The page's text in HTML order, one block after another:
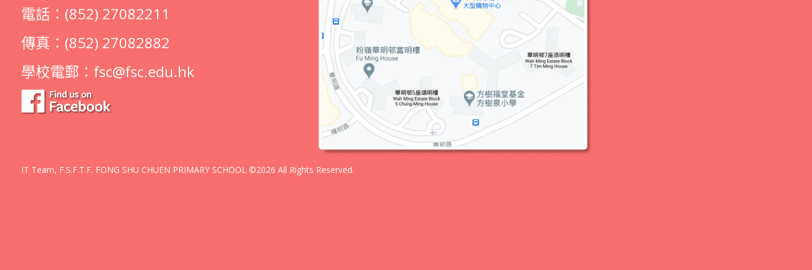
電話：(852) 27082211
傳真：(852) 27082882
學校電郵： fsc@fsc.edu.hk
IT Team, F.S.F.T.F. FONG SHU CHUEN PRIMARY SCHOOL ©2026 All Rights Reserved.